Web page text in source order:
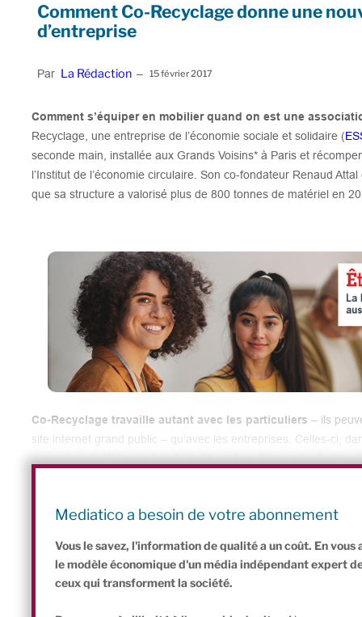
Comment Co-Recyclage donne une
d’entreprise
Par La Rédaction – 15 février 2017
Comment s’équiper en mobilier quand on est une
Recyclage, une entreprise de l’économie sociale et solidaire (
seconde main, installée aux Grands Voisins* à Paris et
l’Institut de l’économie circulaire. Son co-fondateur Renaud
que sa structure a valorisé plus de 800 tonnes de matériel en
Co-Recyclage travaille autant avec les particuliers – ils
site internet grand public – qu’avec les entreprises. Celles-ci,
exemple, bénéficient grâce à Co-Recyclage d’une mise à
Mediatico a besoin de votre abonnement
Vous le savez, l'information de qualité a un coût. En
le modèle économique d'un média indépendant expert
ceux qui transforment la société.